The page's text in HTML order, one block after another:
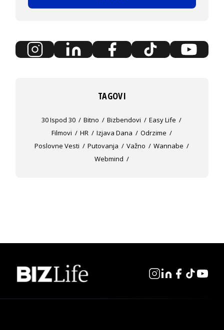
TAGOVI
30 Ispod 30 Bitno Bizbendovi
Easy Life
Filmovi
HR Izjava Dana
Odrzime
Poslovne Vesti
Putovanja Važno
Wannabe
Webmind